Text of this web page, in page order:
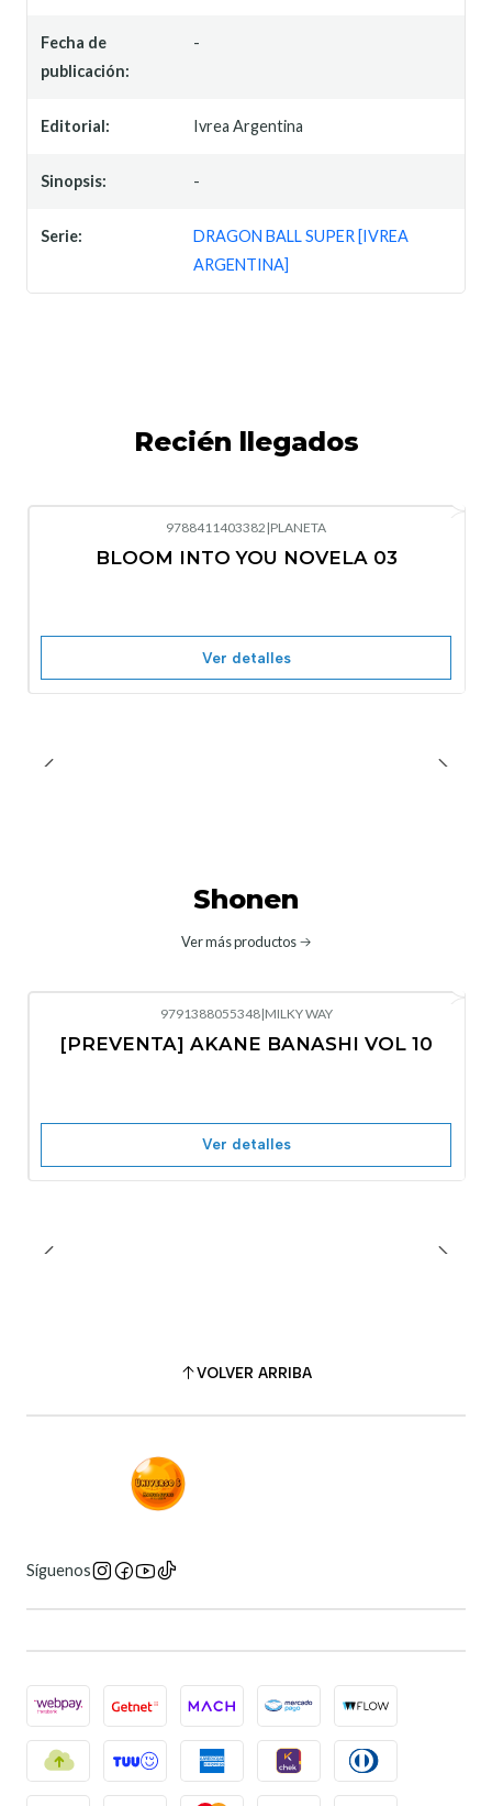
Fecha de
publicación:
-
Editorial: Ivrea Argentina
Sinopsis: -
Serie:
DRAGON BALL SUPER [IVREA
ARGENTINA]
Recién llegados
Nuevo
9788411403382 |PLANETA
BLOOM INTO YOU NOVELA 03
Ver detalles
Shonen
Ver más productos
No disponible
9791388055348|MILKY WAY
[PREVENTA] AKANE BANASHI VOL 10
Ver detalles
VOLVER ARRIBA
Síguenos